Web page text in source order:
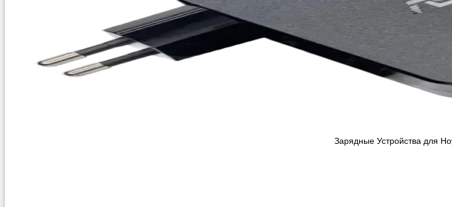
Зарядные Устройства для